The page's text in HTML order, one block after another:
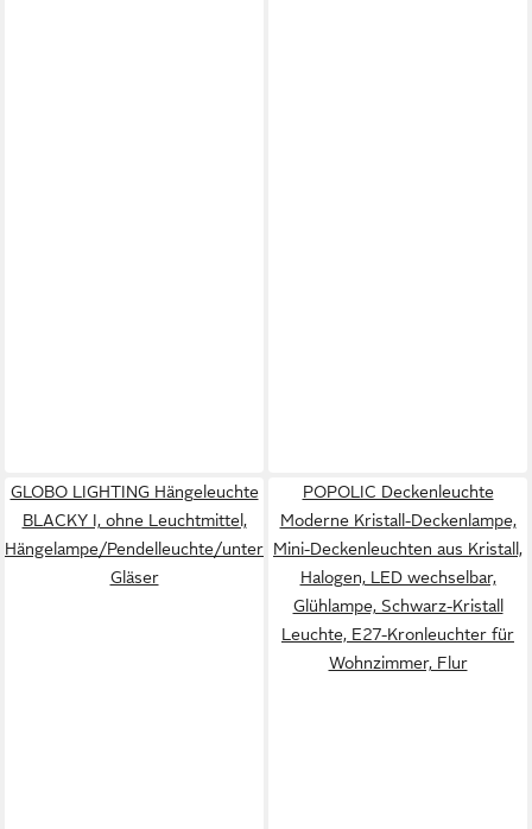
GLOBO LIGHTING Hängeleuchte
BLACKY I, ohne Leuchtmittel,
Hängelampe/Pendelleuchte/unterschiedliche
Gläser
POPOLIC Deckenleuchte
Moderne Kristall-Deckenlampe,
Mini-Deckenleuchten aus Kristall,
Halogen, LED wechselbar,
Glühlampe, Schwarz-Kristall
Leuchte, E27-Kronleuchter für
Wohnzimmer, Flur